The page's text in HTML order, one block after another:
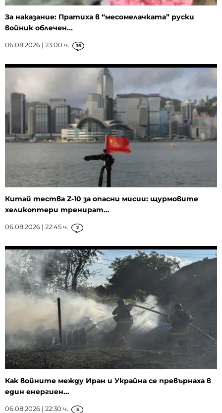
За наказание: Пратиха в “месомелачката” руски
войник облечен...
06.08.2026 | 23:00 ч. 36
Китай тества Z-10 за опасни мисии: щурмовите
хеликоптери тренират...
06.08.2026 | 22:45 ч. 2
Как войните между Иран и Украйна се превърнаха в
един енергиен...
06.08.2026 | 22:30 ч. 5